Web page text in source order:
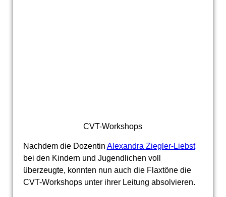
CVT-Workshops
Nachdem die Dozentin Alexandra Ziegler-Liebst
bei den Kindern und Jugendlichen voll
überzeugte, konnten nun auch die Flaxtöne die
CVT-Workshops unter ihrer Leitung absolvieren.